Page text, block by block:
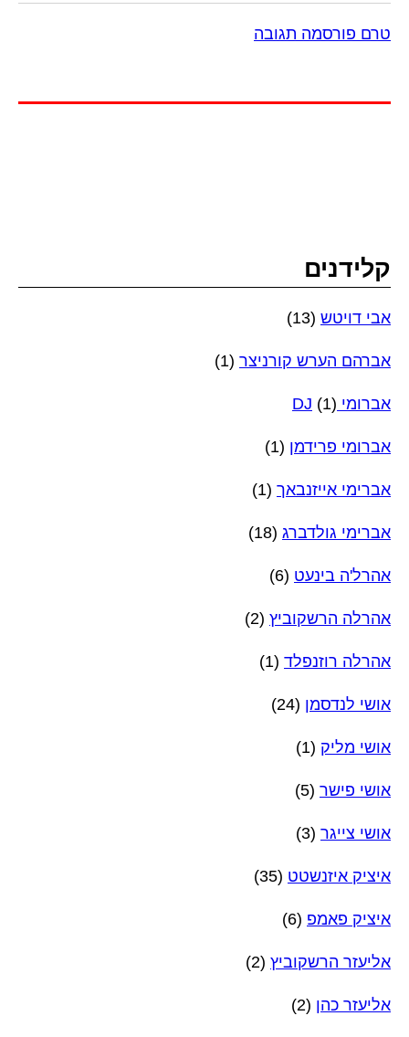
טרם פורסמה תגובה
קלידנים
אבי דויטש (13)
אברהם הערש קורניצר (1)
אברומי DJ (1)
אברומי פרידמן (1)
אברימי אייזנבאך (1)
אברימי גולדברג (18)
אהרל'ה בינעט (6)
אהרלה הרשקוביץ (2)
אהרלה רוזנפלד (1)
אושי לנדסמן (24)
אושי מליק (1)
אושי פישר (5)
אושי צייגר (3)
איציק איזנשטט (35)
איציק פאמפ (6)
אליעזר הרשקוביץ (2)
אליעזר כהן (2)